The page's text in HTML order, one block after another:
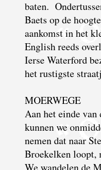
baten.
Baets op de
aankomst in het
English reeds
Ierse Waterford
het rustigste
MOERWEGE
Aan het einde
kunnen we
nemen dat naar
Broekelken loopt,
We wandelen de